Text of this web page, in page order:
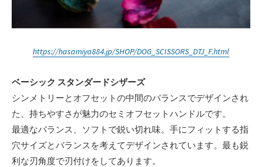
https://hasamiya884.jp/SHOP/DOG_SCISSORS_DTJ_F.html
ベーシック スタンダードシザーズ
シンメトリーとオフセットの中間のバランスでデザインされ
た、持ちやすさが魅力のセミオフセットハンドルです。
最適なバランス、ソフトで鋭い切れ味。手にフィットする指
穴サイズとバランスを考えてデザインされています。最も鋭
利な刃角度で刃付けをしてあります。